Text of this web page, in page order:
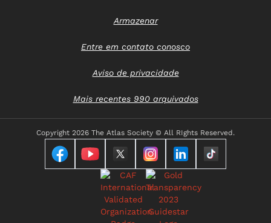
Armazenar
Entre em contato conosco
Aviso de privacidade
Mais recentes 990 arquivados
Copyright 2026 The Atlas Society © All RIghts Reserved.